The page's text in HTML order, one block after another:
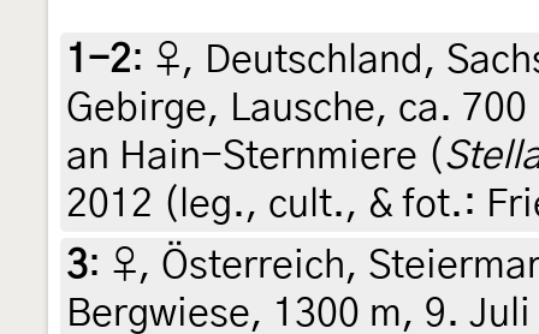
1-2: ♀, Deutschland,
Gebirge, Lausche, ca.
an Hain-Sternmiere (
2012 (leg., cult., & fot.:
3: ♀, Österreich,
Bergwiese, 1300 m, 9.